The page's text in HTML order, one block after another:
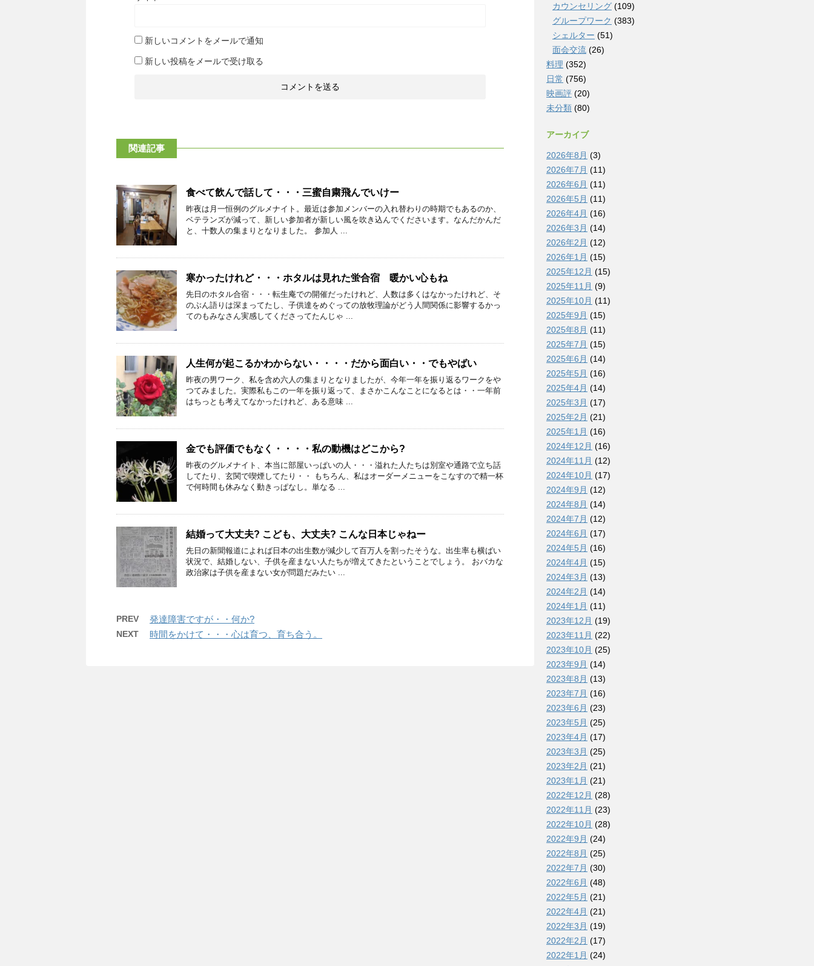
新しいコメントをメールで通知
新しい投稿をメールで受け取る
関連記事
食べて飲んで話して・・・三蜜自粛飛んでいけー
昨夜は月一恒例のグルメナイト。最近は参加メンバーの入れ替わりの時期でもあるのか、
ベテランズが減って、新しい参加者が新しい風を吹き込んでくださいます。なんだかんだ
と、十数人の集まりとなりました。 参加人 ...
寒かったけれど・・・ホタルは見れた蛍合宿 暖かい心もね
先日のホタル合宿・・・転生庵での開催だったけれど、人数は多くはなかったけれど、そ
のぶん語りは深まってたし、子供達をめぐっての放牧理論がどう人間関係に影響するかっ
てのもみなさん実感してくださってたんじゃ ...
人生何が起こるかわからない・・・・だから面白い・・でもやばい
昨夜の男ワーク、私を含め六人の集まりとなりましたが、今年一年を振り返るワークをや
つてみました。実際私もこの一年を振り返って、まさかこんなことになるとは・・一年前
はちっとも考えてなかったけれど、ある意味 ...
金でも評価でもなく・・・・私の動機はどこから?
昨夜のグルメナイト、本当に部屋いっぱいの人・・・溢れた人たちは別室や通路で立ち話
してたり、玄関で喫煙してたり・・ もちろん、私はオーダーメニューをこなすので精一杯
で何時間も休みなく動きっぱなし。単なる ...
結婚って大丈夫? こども、大丈夫? こんな日本じゃねー
先日の新聞報道によれば日本の出生数が減少して百万人を割ったそうな。出生率も横ばい
状況で、結婚しない、子供を産まない人たちが増えてきたということでしょう。 おバカな
政治家は子供を産まない女が問題だみたい ...
PREV 発達障害ですが・・何か?
NEXT 時間をかけて・・・心は育つ、育ち合う。
カウンセリング (109)
グループワーク (383)
シェルター (51)
面会交流 (26)
料理 (352)
日常 (756)
映画評 (20)
未分類 (80)
アーカイブ
2026年8月 (3)
2026年7月 (11)
2026年6月 (11)
2026年5月 (11)
2026年4月 (16)
2026年3月 (14)
2026年2月 (12)
2026年1月 (15)
2025年12月 (15)
2025年11月 (9)
2025年10月 (11)
2025年9月 (15)
2025年8月 (11)
2025年7月 (15)
2025年6月 (14)
2025年5月 (16)
2025年4月 (14)
2025年3月 (17)
2025年2月 (21)
2025年1月 (16)
2024年12月 (16)
2024年11月 (12)
2024年10月 (17)
2024年9月 (12)
2024年8月 (14)
2024年7月 (12)
2024年6月 (17)
2024年5月 (16)
2024年4月 (15)
2024年3月 (13)
2024年2月 (14)
2024年1月 (11)
2023年12月 (19)
2023年11月 (22)
2023年10月 (25)
2023年9月 (14)
2023年8月 (13)
2023年7月 (16)
2023年6月 (23)
2023年5月 (25)
2023年4月 (17)
2023年3月 (25)
2023年2月 (21)
2023年1月 (21)
2022年12月 (28)
2022年11月 (23)
2022年10月 (28)
2022年9月 (24)
2022年8月 (25)
2022年7月 (30)
2022年6月 (48)
2022年5月 (21)
2022年4月 (21)
2022年3月 (19)
2022年2月 (17)
2022年1月 (24)